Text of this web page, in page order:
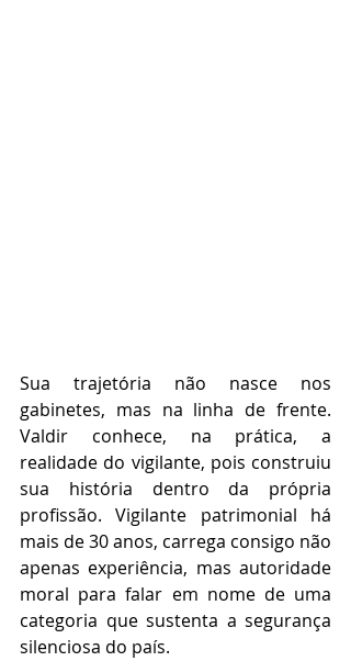
Sua trajetória não nasce nos
gabinetes, mas na linha de frente.
Valdir conhece, na prática, a
realidade do vigilante, pois construiu
sua história dentro da própria
profissão. Vigilante patrimonial há
mais de 30 anos, carrega consigo não
apenas experiência, mas autoridade
moral para falar em nome de uma
categoria que sustenta a segurança
silenciosa do país.